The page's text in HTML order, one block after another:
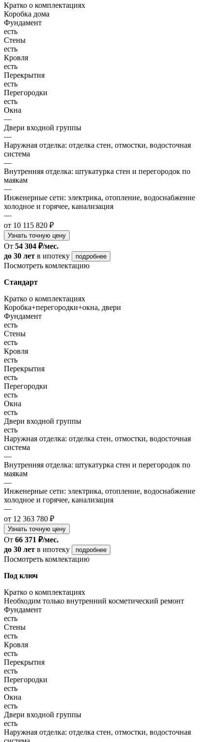
Кратко о комплектациях
Коробка дома
Фундамент
есть
Стены
есть
Кровля
есть
Перекрытия
есть
Перегородки
есть
Окна
—
Двери входной группы
—
Наружная отделка: отделка стен, отмостки, водосточная
система
—
Внутренняя отделка: штукатурка стен и перегородок по
маякам
—
Инженерные сети: электрика, отопление, водоснабжение
холодное и горячее, канализация
—
от 10 115 820 ₽
Узнать точную цену
От 54 304 ₽/мес.
до 30 лет в ипотеку подробнее
Посмотреть комлектацию
Стандарт
Кратко о комплектациях
Коробка+перегородки+окна, двери
Фундамент
есть
Стены
есть
Кровля
есть
Перекрытия
есть
Перегородки
есть
Окна
есть
Двери входной группы
есть
Наружная отделка: отделка стен, отмостки, водосточная
система
—
Внутренняя отделка: штукатурка стен и перегородок по
маякам
—
Инженерные сети: электрика, отопление, водоснабжение
холодное и горячее, канализация
—
от 12 363 780 ₽
Узнать точную цену
От 66 371 ₽/мес.
до 30 лет в ипотеку подробнее
Посмотреть комлектацию
Под ключ
Кратко о комплектациях
Необходим только внутренний косметический ремонт
Фундамент
есть
Стены
есть
Кровля
есть
Перекрытия
есть
Перегородки
есть
Окна
есть
Двери входной группы
есть
Наружная отделка: отделка стен, отмостки, водосточная